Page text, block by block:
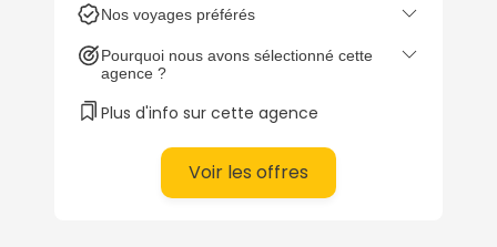
itinérants & autotours, en famille, en
couple, city break, voyage culturel
...
Construisez votre voyage sur mesure
avec notre conseiller Danemark :
Copenhague, Aarhus, Skagen,
Odense, Jutland, Sjaelland, Roskilde
Parlez à un spécialiste Danemark :
Nos voyages préférés
Pourquoi nous avons sélectionné cette
agence ?
Plus d'info sur cette agence
Voir les offres